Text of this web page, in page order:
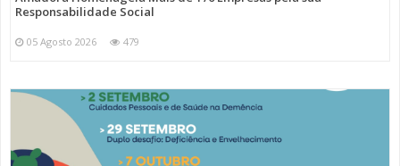
Responsabilidade Social
05 Agosto 2026 479